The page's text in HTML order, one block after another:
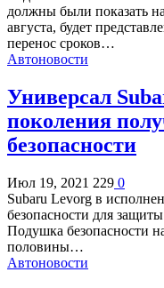
должны были показать
августа, будет
перенос сроков…
Автоновости
Универсал
поколения
безопасности
Июл 19, 2021 229 0
Subaru Levorg в
безопасности для
Подушка безопасности
половины…
Автоновости